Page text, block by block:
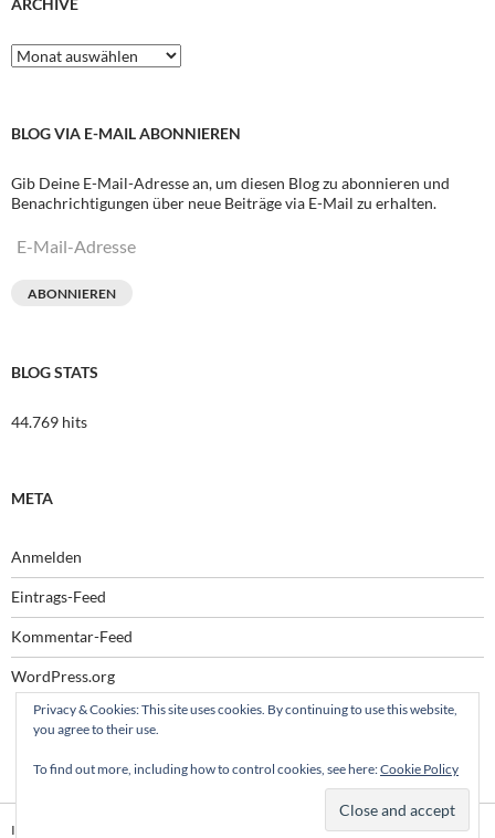
Archive
BLOG VIA E-MAIL ABONNIEREN
Gib Deine E-Mail-Adresse an, um diesen Blog zu abonnieren und
Benachrichtigungen über neue Beiträge via E-Mail zu erhalten.
E-
ABONNIEREN
BLOG STATS
44.769 hits
META
Anmelden
Eintrags-Feed
Kommentar-Feed
WordPress.org
Impressum
Privacy & Cookies: This site uses cookies. By continuing to use this website,
you agree to their use.
To find out more, including how to control cookies, see here:Cookie Policy